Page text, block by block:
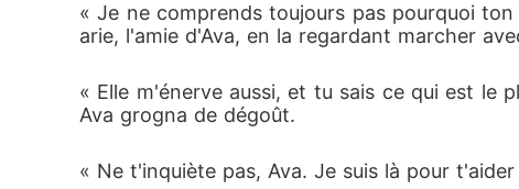
« Je ne comprends toujours pas pourquoi
arie, l'amie d'Ava, en la regardant marcher
« Elle m'énerve aussi, et tu sais ce qui est le
Ava grogna de dégoût.
« Ne t'inquiète pas, Ava. Je suis là pour